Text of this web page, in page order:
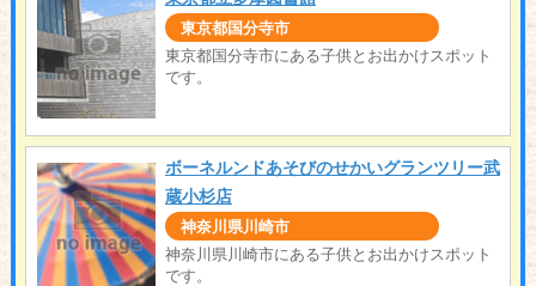
東京都国分寺市
東京都国分寺市にある子供とお出かけスポット
です。
ボーネルンドあそびのせかいグランツリー武
蔵小杉店
神奈川県川崎市
神奈川県川崎市にある子供とお出かけスポット
です。